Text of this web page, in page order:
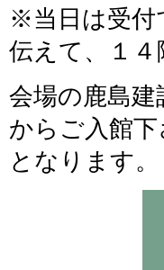
※当日は受付
伝えて、１
会場の鹿島
からご入館
となります。